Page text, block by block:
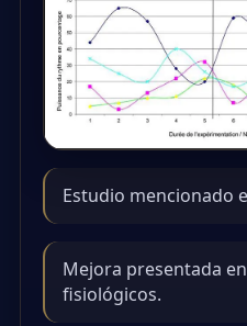
Estudio mencionado
Mejora presentada
fisiológicos.